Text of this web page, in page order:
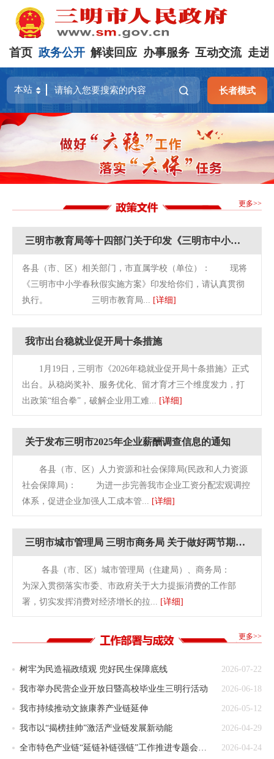
首页 政务公开 解读回应 办事服务 互动交流 走进
长者模式
更多>>
三明市教育局等十四部门关于印发《三明市中小学春秋假实施方案》的通知
各县（市、区）相关部门，市直属学校（单位）： 现将
《三明市中小学春秋假实施方案》印发给你们，请认真贯彻
执行。 三明市教育局... [详细]
我市出台稳就业促开局十条措施
1月19日，三明市《2026年稳就业促开局十条措施》正式
出台。从稳岗奖补、服务优化、留才育才三个维度发力，打
出政策“组合拳”，破解企业用工难... [详细]
关于发布三明市2025年企业薪酬调查信息的通知
各县（市、区）人力资源和社会保障局(民政和人力资源
社会保障局)： 为进一步完善我市企业工资分配宏观调控
体系，促进企业加强人工成本管... [详细]
三明市城市管理局 三明市商务局 关于做好两节期间促消费惠民生有关工作的通知
各县（市、区）城市管理局（住建局）、商务局：
为深入贯彻落实市委、市政府关于大力提振消费的工作部
署，切实发挥消费对经济增长的拉... [详细]
更多>>
2026-07-22
树牢为民造福政绩观 兜好民生保障底线
2026-06-18
我市举办民营企业开放日暨高校毕业生三明行活动
2026-05-12
我市持续推动文旅康养产业链延伸
2026-04-29
我市以“揭榜挂帅”激活产业链发展新动能
2026-04-24
全市特色产业链“延链补链强链”工作推进专题会召开